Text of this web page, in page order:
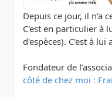
Depuis ce jour, il n'a
C'est en particulier à
d'espèces). C'est à
Fondateur de
côté de chez moi :